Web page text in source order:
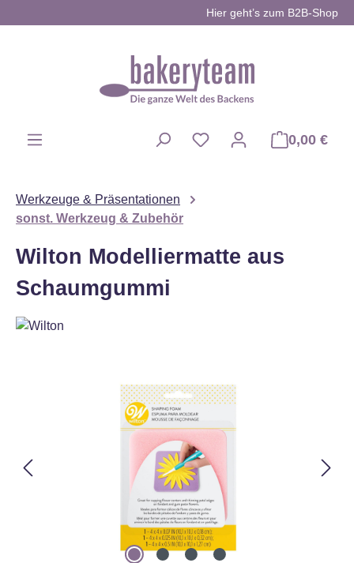
Hier geht’s zum B2B-Shop
0,00 €
Werkzeuge & Präsentationen
sonst. Werkzeug & Zubehör
Wilton Modelliermatte aus
Schaumgummi